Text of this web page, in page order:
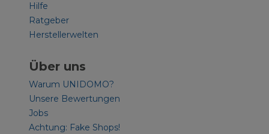
Hilfe
Ratgeber
Herstellerwelten
Über uns
Warum UNIDOMO?
Unsere Bewertungen
Jobs
Achtung: Fake Shops!